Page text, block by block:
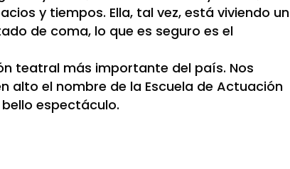
y tiempos. Ella, tal vez, está viviendo un
de coma, lo que es seguro es el
teatral más importante del país. Nos
alto el nombre de la Escuela de Actuación
espectáculo.